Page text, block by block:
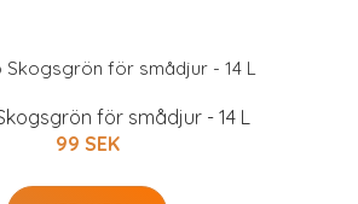
för smådjur - 14 L
99 SEK